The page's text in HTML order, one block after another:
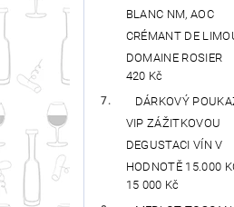
BLANC NM, AOC
CRÉMANT DE
DOMAINE ROSIER
420 Kč
DÁRKOVÝ
VIP ZÁŽITKOVOU
DEGUSTACI VÍN V
HODNOTĚ 15.000
15 000 Kč